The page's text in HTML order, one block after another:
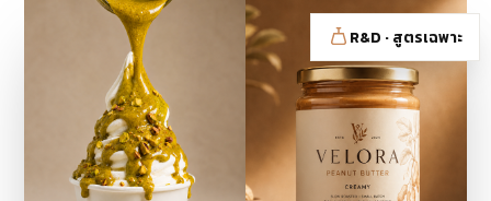
R&D · สูตรเฉพาะ